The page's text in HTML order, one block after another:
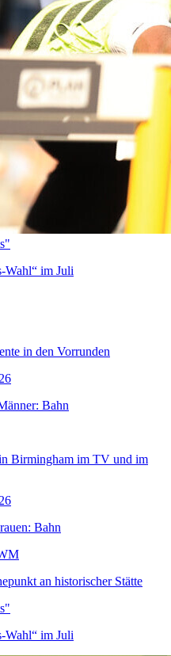
Wahl“ im Juli
in den Vorrunden
Bahn
Birmingham im TV und im
Bahn
an historischer Stätte
Wahl“ im Juli